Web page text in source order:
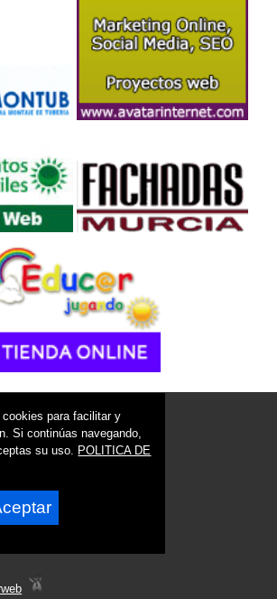
de San Javier Noticias
para facilitar y
Si continúas navegando,
su uso. POLITICA DE